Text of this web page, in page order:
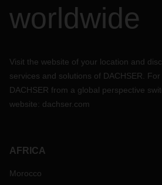
worldwide
Visit the website of your location and
services and solutions of DACHSER.
DACHSER from a global perspective
website: dachser.com
AFRICA
Morocco